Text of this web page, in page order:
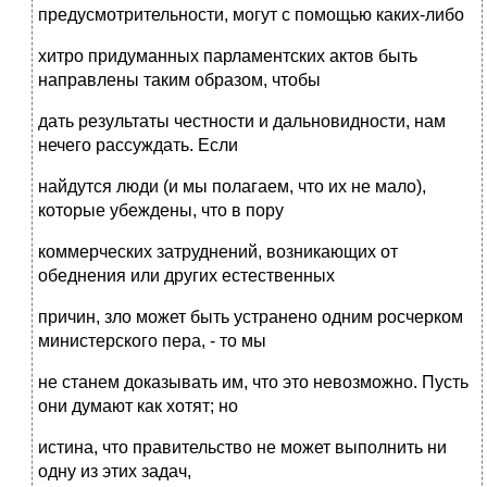
предусмотрительности, могут с помощью каких-либо
хитро придуманных парламентских актов быть
направлены таким образом, чтобы
дать результаты честности и дальновидности, нам
нечего рассуждать. Если
найдутся люди (и мы полагаем, что их не мало),
которые убеждены, что в пору
коммерческих затруднений, возникающих от
обеднения или других естественных
причин, зло может быть устранено одним росчерком
министерского пера, - то мы
не станем доказывать им, что это невозможно. Пусть
они думают как хотят; но
истина, что правительство не может выполнить ни
одну из этих задач,